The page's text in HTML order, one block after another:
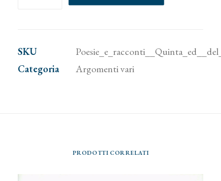
SKU
Categoria
Argomenti vari
PRODOTTI CORRELATI